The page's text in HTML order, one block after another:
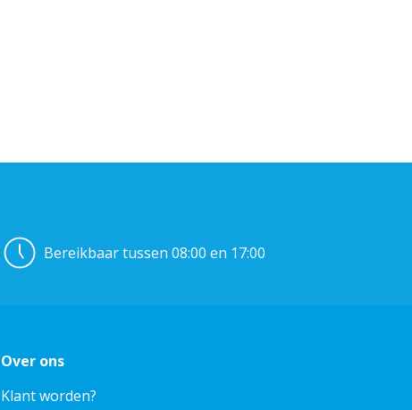
Bereikbaar tussen 08:00 en 17:00
Over ons
Klant worden?